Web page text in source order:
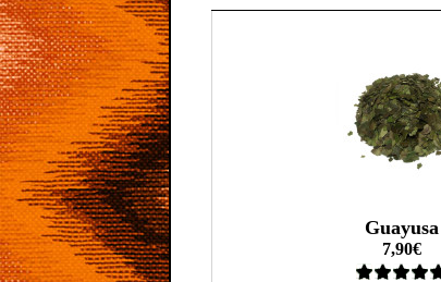
Guayusa
7,90€